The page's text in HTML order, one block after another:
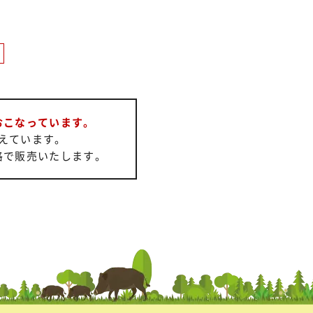
なっています。
います。
販売いたします。